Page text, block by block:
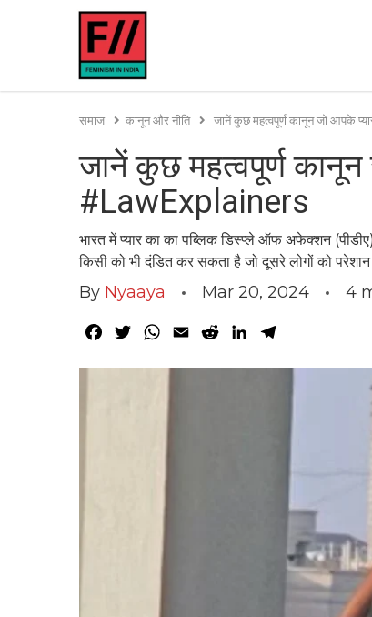
समाज कानून और नीति जानें कुछ महत्वपूर्ण कानून जो आपके
जानें कुछ महत्वपूर्ण
#LawExplainers
भारत में प्यार का का पब्लिक डिस्प्ले ऑफ अफेक्शन
किसी को भी दंडित कर सकता है जो दूसरे लोगों को
By Nyaaya Mar 20, 2024 4
Facebook
TwitterWhatsApp
Email RedditLinkedIn